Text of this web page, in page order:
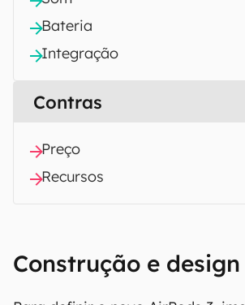
Bateria
Integração
Contras
Preço
Recursos
Construção e design